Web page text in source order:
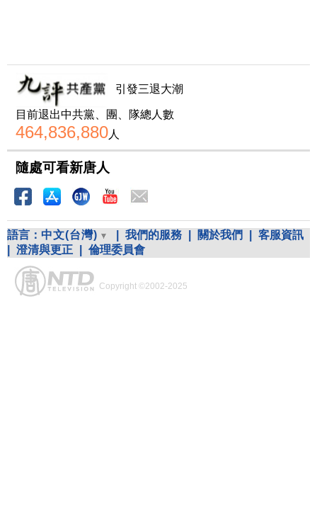
引發三退大潮
目前退出中共黨、團、隊總人數
464,836,880人
隨處可看新唐人
語言： 中文(台灣) 我們的服務 關於我們
客服資訊
澄清與更正 倫理委員會
Copyright ©2002-2025